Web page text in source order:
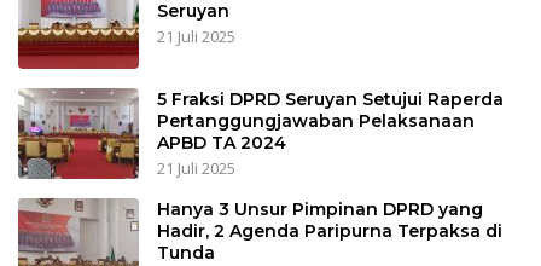
Seruyan
21 Juli 2025
5 Fraksi DPRD Seruyan Setujui Raperda
Pertanggungjawaban Pelaksanaan
APBD TA 2024
21 Juli 2025
Hanya 3 Unsur Pimpinan DPRD yang
Hadir, 2 Agenda Paripurna Terpaksa di
Tunda